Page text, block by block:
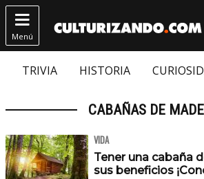

Menú
TRIVIA HISTORIA
CABAÑAS DE
VIDA
Tener una cabaña
sus beneficios